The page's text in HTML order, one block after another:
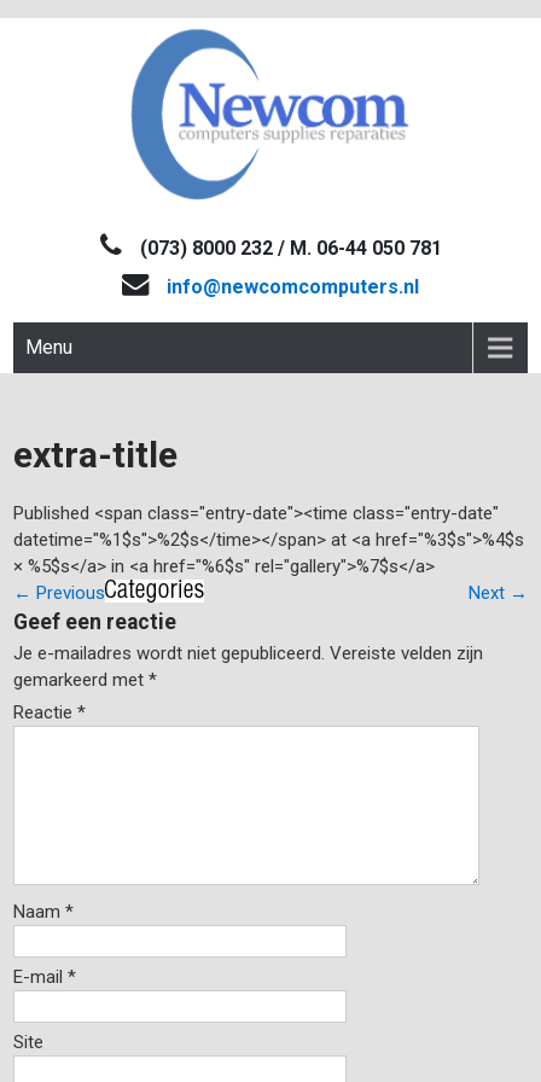
NEWCOM(073) 8000 232 / M. 06-44 050 781
info@newcomcomputers.nl
Menu
extra-title
Published <span class="entry-date"><time class="entry-date"
datetime="%1$s">%2$s</time></span> at <a href="%3$s">%4$s
× %5$s</a> in <a href="%6$s" rel="gallery">%7$s</a>
← Previous Next →
Geef een reactie
Je e-mailadres wordt niet gepubliceerd. Vereiste velden zijn
gemarkeerd met*
Reactie*
Naam*
E-mail*
Site